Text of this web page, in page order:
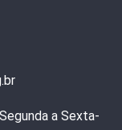
Segunda a Sexta-